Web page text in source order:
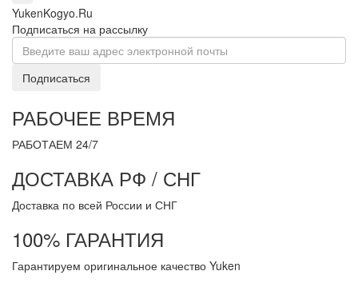
YukenKogyo.Ru
Подписаться на рассылку
Подписаться
РАБОЧЕЕ ВРЕМЯ
РАБОТАЕМ 24/7
ДОСТАВКА РФ / СНГ
Доставка по всей России и СНГ
100% ГАРАНТИЯ
Гарантируем оригинальное качество Yuken